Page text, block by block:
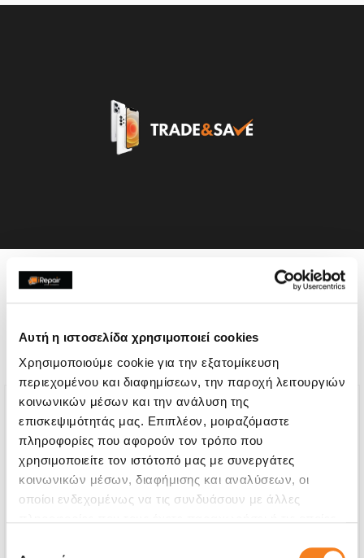
Αυτή η ιστοσελίδα χρησιμοποιεί cookies
Χρησιμοποιούμε cookie για την εξατομίκευση
περιεχομένου και διαφημίσεων, την παροχή λειτουργιών
κοινωνικών μέσων και την ανάλυση της
επισκεψιμότητάς μας. Επιπλέον, μοιραζόμαστε
πληροφορίες που αφορούν τον τρόπο που
χρησιμοποιείτε τον ιστότοπό μας με συνεργάτες
κοινωνικών μέσων, διαφήμισης και αναλύσεων, οι
οποίοι ενδεχομένως να τις συνδυάσουν με άλλες
Η συσκευή σου μπορεί να
τις παρακάτω επισκευές: